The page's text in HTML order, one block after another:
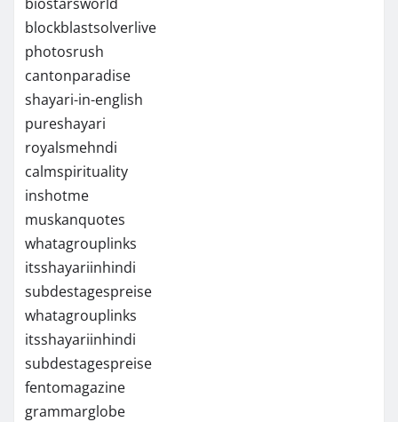
blockblastsolverlive
photosrush
cantonparadise
shayari-in-english
pureshayari
royalsmehndi
calmspirituality
inshotme
muskanquotes
whatagrouplinks
itsshayariinhindi
subdestagespreise
whatagrouplinks
itsshayariinhindi
subdestagespreise
fentomagazine
grammarglobe